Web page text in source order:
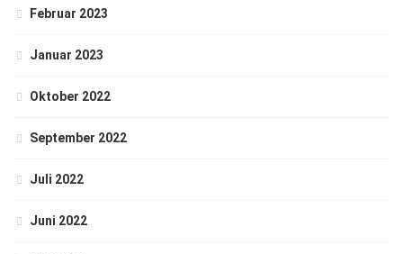
Februar 2023
Januar 2023
Oktober 2022
September 2022
Juli 2022
Juni 2022